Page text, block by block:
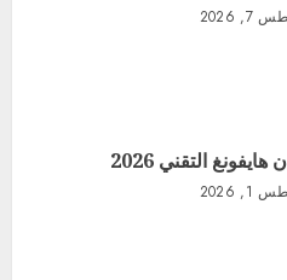
2026
التقني 2026
2026